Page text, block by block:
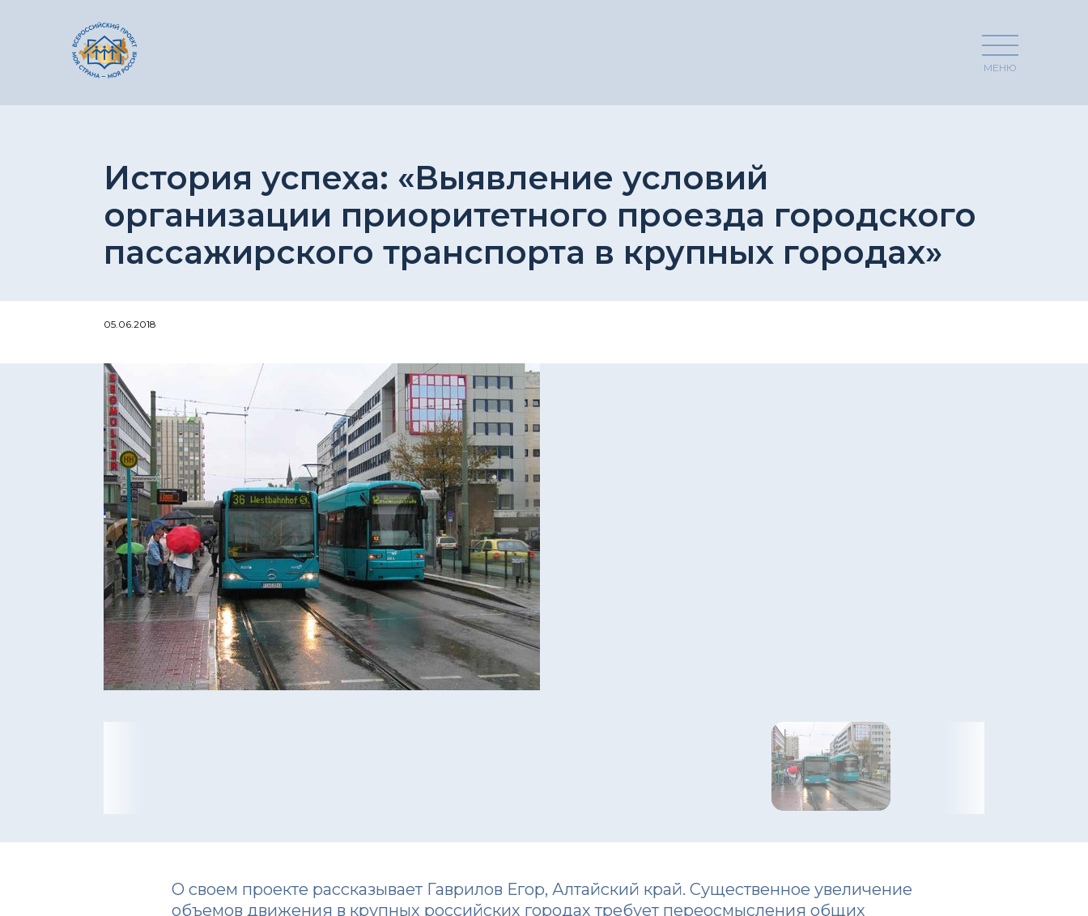
МЕНЮ
История успеха: «Выявление условий
организации приоритетного проезда городского
пассажирского транспорта в крупных городах»
05.06.2018
О своем проекте рассказывает Гаврилов Егор, Алтайский край. Существенное увеличение
объемов движения в крупных российских городах требует переосмысления общих